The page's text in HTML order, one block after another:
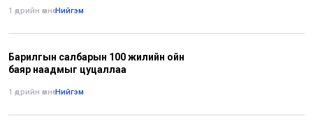
1 өдрийн өмнө•Нийгэм
Барилгын салбарын 100 жилийн ойн
баяр наадмыг цуцаллаа
1 өдрийн өмнө•Нийгэм